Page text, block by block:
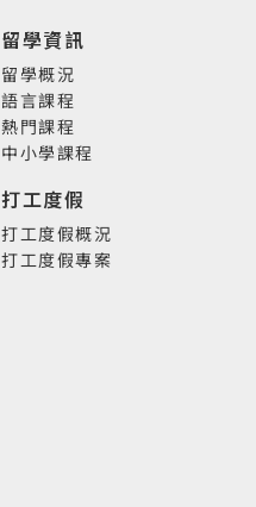
留學資訊
留學概況
語言課程
熱門課程
中小學課程
打工度假
打工度假概況
打工度假專案